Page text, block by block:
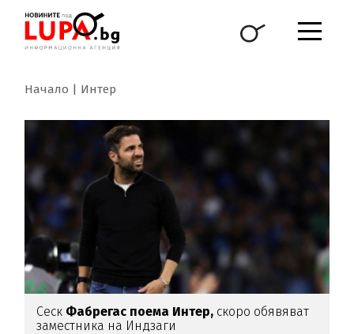
Начало Интер
Сеск Фабрегас поема Интер, скоро обявяват
заместника на Индзаги